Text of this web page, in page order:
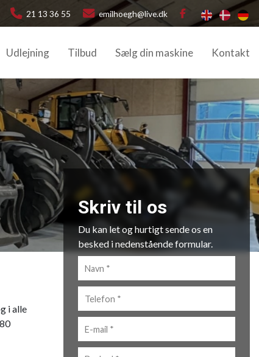
21 13 36 55 emilhoegh@live.dk
Udlejning Tilbud Sælg din maskine Kontakt
i alle
Skriv til os
Du kan let og hurtigt sende os en
besked i nedenstående formular.
Personlig
info